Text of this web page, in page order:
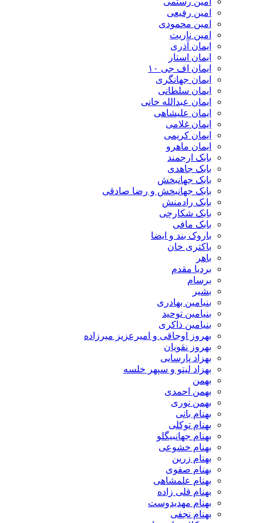
امین رفیعی
امین محمودی
امین ناریت
ایمان آذری
ایمان استار
ایمان اف جی ۱۰
ایمان جهانگری
ایمان سلطانی
ایمان عبدالله خانی
ایمان علیشاهی
ایمان غلامی
ایمان کریمی
ایمان ماهرو
بابک ارجمند
بابک جاهدی
بابک جهانبخش
بابک جهانبخش و رضا صادقی
بابک رادمنش
بابک شکارچی
بابک مافی
باروک بند و ایضا
باکتری خان
بردیا مقدم
بنیامین بهادری
بنیامین توحید
بنیامین ذاکری
بهروز اوجاقی و امیرعزیز میرزاده
بهروز نقویان
بهزاد پارسایی
بهزاد لیتو و سپهر خلسه
بهمن احمدی
بهمن نوری
بهنام بانی
بهنام توکلی
بهنام جهانبیگلو
بهنام خشوعی
بهنام زرین
بهنام صفوی
بهنام علمشاهی
بهنام قلی زاده
بهنام مهدیدوست
بهنام نجفی